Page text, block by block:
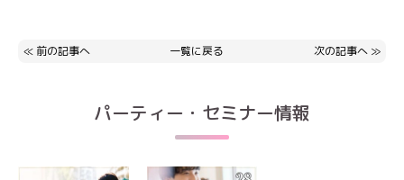
≪ 前の記事へ 一覧に戻る 次の記事へ ≫
パーティー・セミナー情報